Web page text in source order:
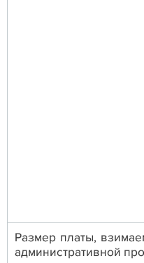
Размер платы,
административной